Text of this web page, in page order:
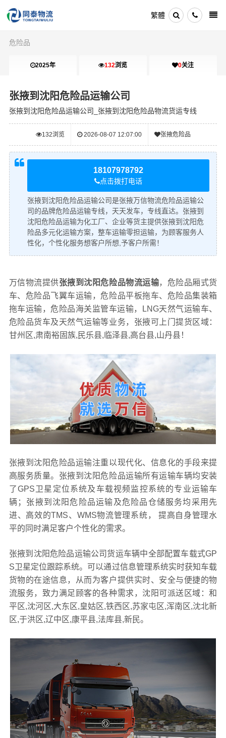
繁體
危险品
2025年 132浏览 0关注
张掖到沈阳危险品运输公司
张掖到沈阳危险品运输公司_张掖到沈阳危险品物流货运专线
132浏览 2026-08-07 12:07:00 张掖危险品
18107978792
点击拨打电话
张掖到沈阳危险品运输公司是张掖万信物流危险品运输公
司的品牌危险品运输专线，天天发车，专线直达。张掖到
沈阳危险品运输为化工厂、企业等货主提供张掖到沈阳危
险品多元化运输方案，整车运输零担运输，为顾客服务人
性化，个性化服务想客户所想,予客户所需！
万信物流提供张掖到沈阳危险品物流运输，危险品厢式货
车、危险品飞翼车运输，危险品平板拖车、危险品集装箱
拖车运输，危险品海关监管车运输，LNG天然气运输车、
危险品货车及天然气运输等业务，张掖可上门提货区域：
甘州区,肃南裕固族,民乐县,临泽县,高台县,山丹县！
张掖到沈阳危险品运输注重以现代化、信息化的手段来提
高服务质量。张掖到沈阳危险品运输所有运输车辆均安装
了GPS卫星定位系统及车载视频监控系统的专业运输车
辆；张掖到沈阳危险品运输及危险品仓储服务均采用先
进、高效的TMS、WMS物流管理系统， 提高自身管理水
平的同时满足客户个性化的需求。
张掖到沈阳危险品运输公司货运车辆中全部配置车载式GP
S卫星定位跟踪系统。可以通过信息管理系统实时获知车载
货物的在途信息，从而为客户提供实时、安全与便捷的物
流服务，致力满足顾客的各种需求，沈阳可派送区域：和
平区,沈河区,大东区,皇姑区,铁西区,苏家屯区,浑南区,沈北新
区,于洪区,辽中区,康平县,法库县,新民。